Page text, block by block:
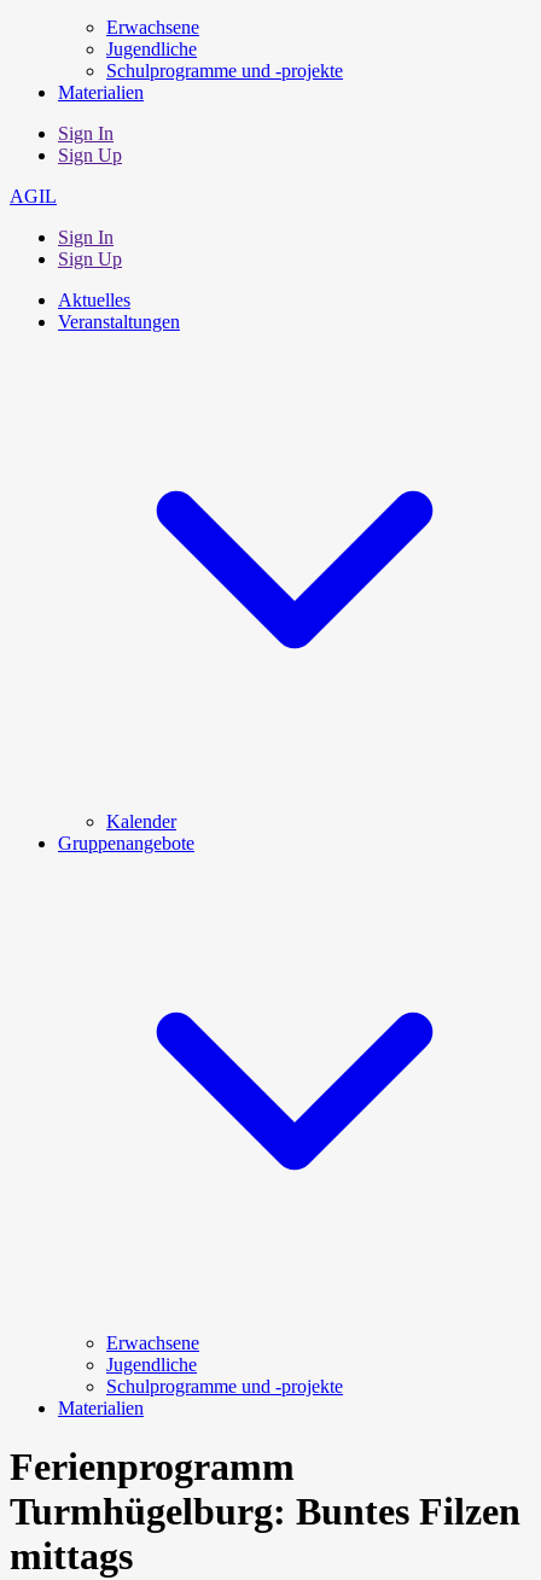
Erwachsene
Jugendliche
Schulprogramme und -projekte
Materialien
Sign In
Sign Up
AGIL
Sign In
Sign Up
Aktuelles
Veranstaltungen
Kalender
Gruppenangebote
Erwachsene
Jugendliche
Schulprogramme und -projekte
Materialien
Ferienprogramm
Turmhügelburg: Buntes Filzen
mittags